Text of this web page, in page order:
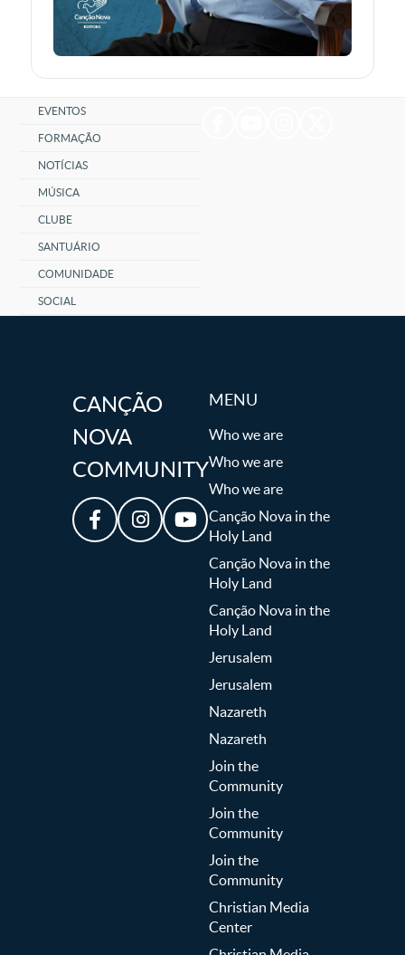
EVENTOS
FORMAÇÃO
NOTÍCIAS
MÚSICA
CLUBE
SANTUÁRIO
COMUNIDADE
SOCIAL
CANÇÃO
NOVA
COMMUNITY
MENU
Who we are
Who we are
Who we are
Canção Nova in the
Holy Land
Canção Nova in the
Holy Land
Canção Nova in the
Holy Land
Jerusalem
Jerusalem
Nazareth
Nazareth
Join the
Community
Join the
Community
Join the
Community
Christian Media
Center